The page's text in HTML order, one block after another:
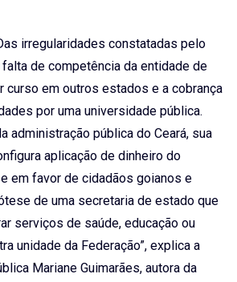
irregularidades constatadas pelo
falta de competência da entidade de
curso em outros estados e a cobrança
por uma universidade pública.
administração pública do Ceará, sua
aplicação de dinheiro do
em favor de cidadãos goianos e
de uma secretaria de estado que
serviços de saúde, educação ou
unidade da Federação”, explica a
Mariane Guimarães, autora da